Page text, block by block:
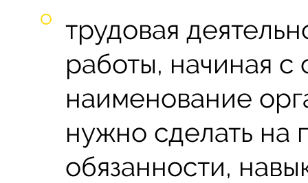
трудовая
работы, начиная с
наименование
нужно сделать на
обязанности,